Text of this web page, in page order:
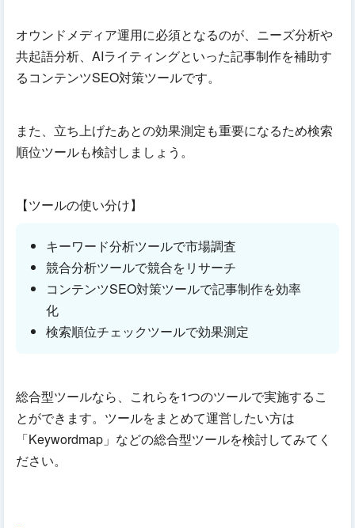
オウンドメディア運用に必須となるのが、ニーズ分析や
共起語分析、AIライティングといった記事制作を補助す
るコンテンツSEO対策ツールです。
また、立ち上げたあとの効果測定も重要になるため検索
順位ツールも検討しましょう。
【ツールの使い分け】
キーワード分析ツールで市場調査
競合分析ツールで競合をリサーチ
コンテンツSEO対策ツールで記事制作を効率
化
検索順位チェックツールで効果測定
総合型ツールなら、これらを1つのツールで実施するこ
とができます。ツールをまとめて運営したい方は
「Keywordmap」などの総合型ツールを検討してみてく
ださい。